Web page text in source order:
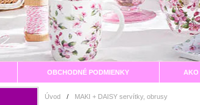
OBCHODNÉ PODMIENKY AKO
Úvod / MAKI + DAISY servítky, obrusy